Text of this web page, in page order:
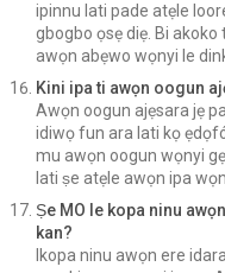
ipinnu lati pade atẹle
gbogbo ọsẹ diẹ. Bi
awọn abẹwo wọnyi le
Kini ipa ti awọn oogun
Awọn oogun ajẹsara jẹ
idiwọ fun ara lati kọ
mu awọn oogun wọnyi
lati ṣe atẹle awọn ipa
Ṣe MO le kopa ninu
kan?
Ikopa ninu awọn ere